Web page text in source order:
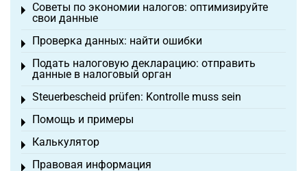
Советы по экономии налогов: оптимизируйте
свои данные
Toggle menu
Проверка данных: найти ошибки
Toggle menu
Подать налоговую декларацию: отправить
данные в налоговый орган
Toggle menu
Steuerbescheid prüfen: Kontrolle muss sein
Toggle menu
Помощь и примеры
Toggle menu
Калькулятор
Toggle menu
Правовая информация